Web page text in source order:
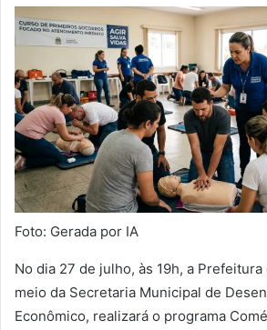
Foto: Gerada por IA
No dia 27 de julho, às 19h, a
meio da Secretaria Municipal de
Econômico, realizará o programa